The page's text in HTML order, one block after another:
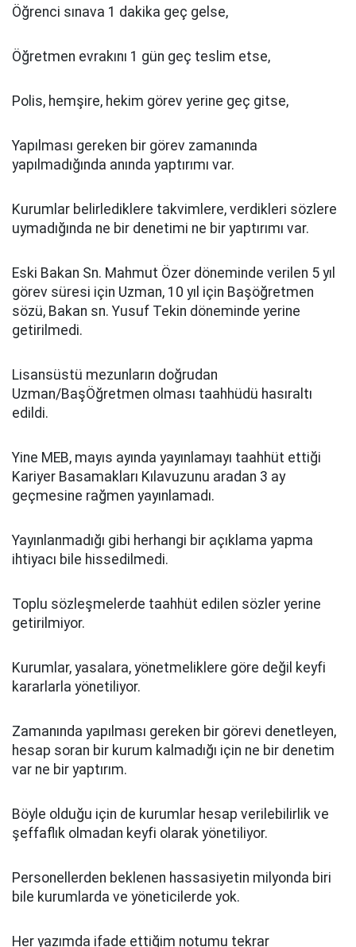
Öğrenci sınava 1 dakika geç gelse,
Öğretmen evrakını 1 gün geç teslim etse,
Polis, hemşire, hekim görev yerine geç gitse,
Yapılması gereken bir görev zamanında
yapılmadığında anında yaptırımı var.
Kurumlar belirlediklere takvimlere, verdikleri sözlere
uymadığında ne bir denetimi ne bir yaptırımı var.
Eski Bakan Sn. Mahmut Özer döneminde verilen 5 yıl
görev süresi için Uzman, 10 yıl için Başöğretmen
sözü, Bakan sn. Yusuf Tekin döneminde yerine
getirilmedi.
Lisansüstü mezunların doğrudan
Uzman/BaşÖğretmen olması taahhüdü hasıraltı
edildi.
Yine MEB, mayıs ayında yayınlamayı taahhüt ettiği
Kariyer Basamakları Kılavuzunu aradan 3 ay
geçmesine rağmen yayınlamadı.
Yayınlanmadığı gibi herhangi bir açıklama yapma
ihtiyacı bile hissedilmedi.
Toplu sözleşmelerde taahhüt edilen sözler yerine
getirilmiyor.
Kurumlar, yasalara, yönetmeliklere göre değil keyfi
kararlarla yönetiliyor.
Zamanında yapılması gereken bir görevi denetleyen,
hesap soran bir kurum kalmadığı için ne bir denetim
var ne bir yaptırım.
Böyle olduğu için de kurumlar hesap verilebilirlik ve
şeffaflık olmadan keyfi olarak yönetiliyor.
Personellerden beklenen hassasiyetin milyonda biri
bile kurumlarda ve yöneticilerde yok.
Her yazımda ifade ettiğim notumu tekrar